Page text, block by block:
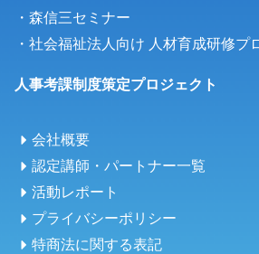
・森信三セミナー
・社会福祉法人向け 人材育成研修プ
人事考課制度策定プロジェクト
会社概要
認定講師・パートナー一覧
活動レポート
プライバシーポリシー
特商法に関する表記